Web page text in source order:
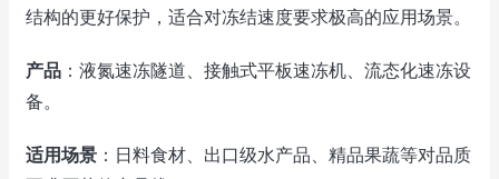
结构的更好保护，适合对冻结速度要求极高的应用场景。
产品 ：液氮速冻隧道、接触式平板速冻机、流态化速冻设
备。
适用场景 ：日料食材、出口级水产品、精品果蔬等对品质